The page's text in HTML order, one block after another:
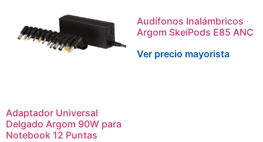
Adaptador Universal
Delgado Argom 90W para
Notebook 12 Puntas
Audífonos Inalámbricos
Argom SkeiPods E85 ANC
Ver precio mayorista